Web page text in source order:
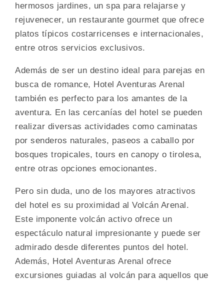
hermosos jardines, un spa para relajarse y
rejuvenecer, un restaurante gourmet que ofrece
platos típicos costarricenses e internacionales,
entre otros servicios exclusivos.
Además de ser un destino ideal para parejas en
busca de romance, Hotel Aventuras Arenal
también es perfecto para los amantes de la
aventura. En las cercanías del hotel se pueden
realizar diversas actividades como caminatas
por senderos naturales, paseos a caballo por
bosques tropicales, tours en canopy o tirolesa,
entre otras opciones emocionantes.
Pero sin duda, uno de los mayores atractivos
del hotel es su proximidad al Volcán Arenal.
Este imponente volcán activo ofrece un
espectáculo natural impresionante y puede ser
admirado desde diferentes puntos del hotel.
Además, Hotel Aventuras Arenal ofrece
excursiones guiadas al volcán para aquellos que